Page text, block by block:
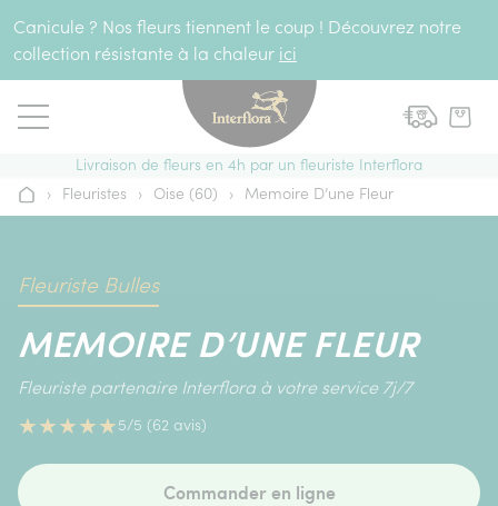
Canicule ? Nos fleurs tiennent le coup ! Découvrez notre
collection résistante à la chaleur ici
Livraison de fleurs en 4h par un fleuriste Interflora
Accueil
› Fleuristes › Oise (60) › Memoire D’une Fleur
Fleuriste Bulles
MEMOIRE D’UNE FLEUR
Fleuriste partenaire Interflora à votre service 7j/7
★★★★★5/5 (62 avis)
Commander en ligne